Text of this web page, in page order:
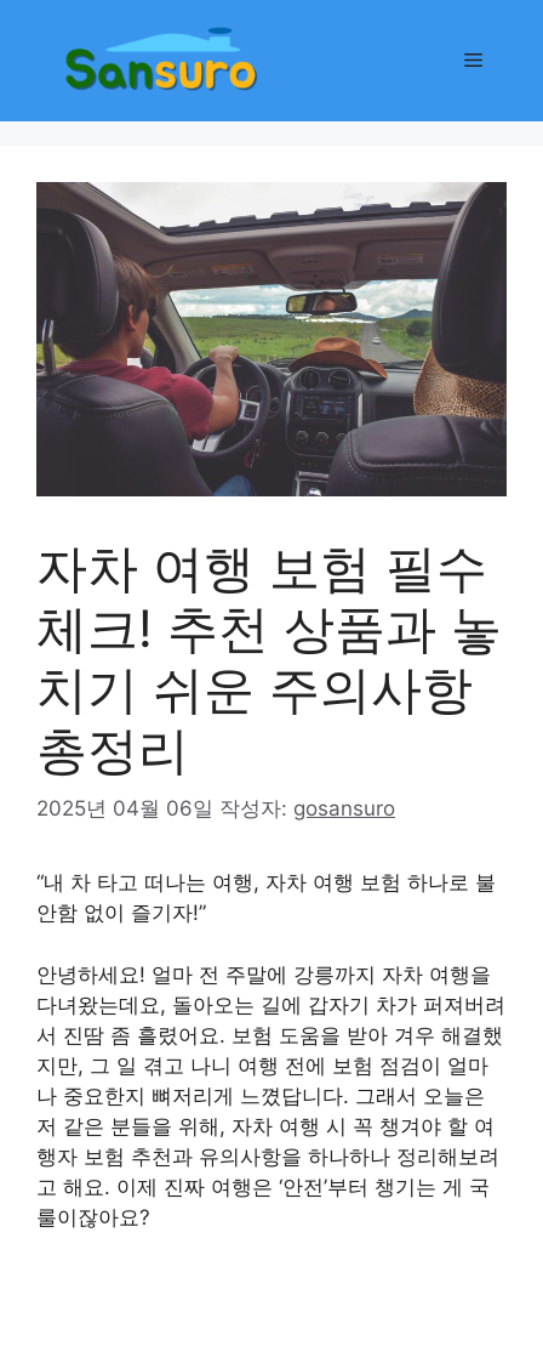
메
자차 여행 보험 필수
체크! 추천 상품과 놓
치기 쉬운 주의사항
총정리
2025년 04월 06일 작성자: gosansuro
“내 차 타고 떠나는 여행, 자차 여행 보험 하나로 불
안함 없이 즐기자!”
안녕하세요! 얼마 전 주말에 강릉까지 자차 여행을
다녀왔는데요, 돌아오는 길에 갑자기 차가 퍼져버려
서 진땀 좀 흘렸어요. 보험 도움을 받아 겨우 해결했
지만, 그 일 겪고 나니 여행 전에 보험 점검이 얼마
나 중요한지 뼈저리게 느꼈답니다. 그래서 오늘은
저 같은 분들을 위해, 자차 여행 시 꼭 챙겨야 할 여
행자 보험 추천과 유의사항을 하나하나 정리해보려
고 해요. 이제 진짜 여행은 ‘안전’부터 챙기는 게 국
룰이잖아요?